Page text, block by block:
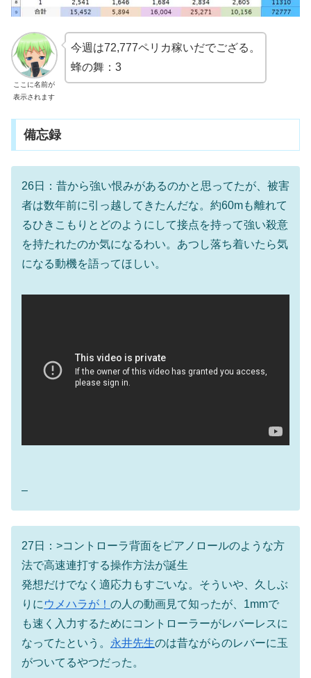
ここに名前が
表示されます
今週は72,777ペリカ稼いだでござる。
蜂の舞：3
備忘録
26日：昔から強い恨みがあるのかと思ってたが、被害
者は数年前に引っ越してきたんだな。約60mも離れて
るひきこもりとどのようにして接点を持って強い殺意
を持たれたのか気になるわい。あつし落ち着いたら気
になる動機を語ってほしい。
–
27日：>コントローラ背面をピアノロールのような方
法で高速連打する操作方法が誕生
発想だけでなく適応力もすごいな。そういや、久しぶ
りに ウメハラが！ の人の動画見て知ったが、1mmで
も速く入力するためにコントローラーがレバーレスに
なってたという。 永井先生のは昔ながらのレバーに玉
がついてるやつだった。